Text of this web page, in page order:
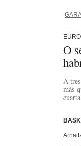
GARA
O
A
más